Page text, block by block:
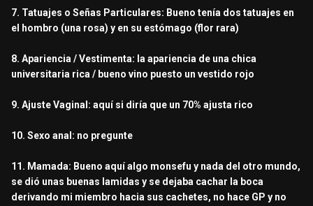
7. Tatuajes o Señas Particulares: Bueno tenía dos tatuajes en
el hombro (una rosa) y en su estómago (flor rara)
8. Apariencia / Vestimenta: la apariencia de una chica
universitaria rica / bueno vino puesto un vestido rojo
9. Ajuste Vaginal: aquí si diría que un 70% ajusta rico
10. Sexo anal: no pregunte
11. Mamada: Bueno aquí algo monsefu y nada del otro mundo,
se dió unas buenas lamidas y se dejaba cachar la boca
derivando mi miembro hacia sus cachetes, no hace GP y no